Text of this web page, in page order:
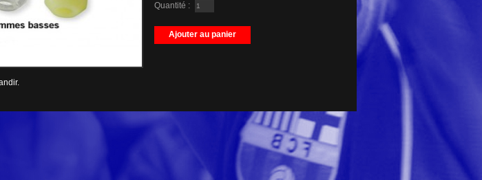
Quantité :
Ajouter au panier